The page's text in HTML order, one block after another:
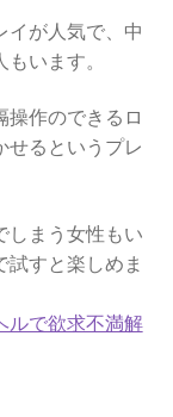
イが人気で、中
います。
操作のできるロ
せるというプレ
しまう女性もい
すと楽しめま
ルで欲求不満解